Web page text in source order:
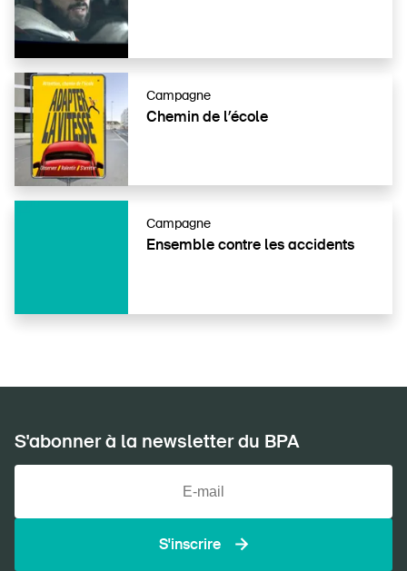
Campagne
Chemin de l’école
Campagne
Ensemble contre les accidents
S'abonner à la newsletter du BPA
S'inscrire